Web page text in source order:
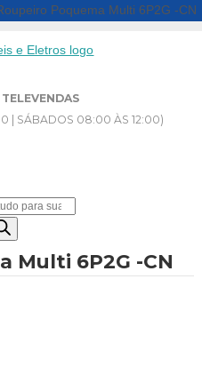
| SÁBADOS 08:00 ÀS 12:00)
Poquema Multi 6P2G -CN
Multi 6P2G -CN